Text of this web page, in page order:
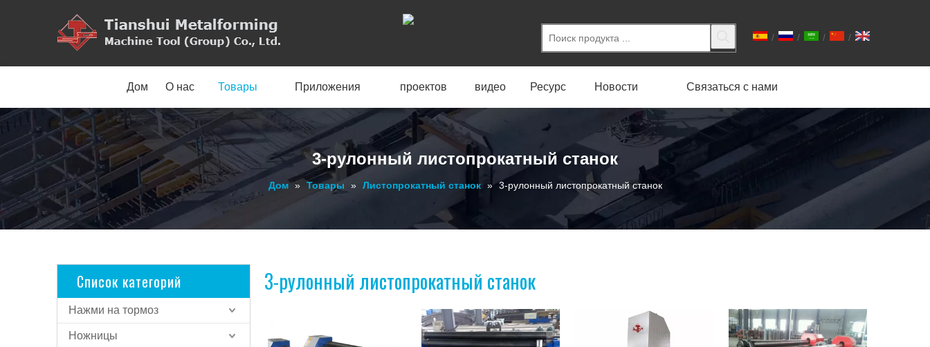
/ / / /
Дом О нас Товары Приложения проектов видео Ресурс Новости Связаться с нами
3-рулонный листопрокатный станок
Дом » Товары » Листопрокатный станок » 3-рулонный листопрокатный станок
Список категорий
Нажми на тормоз
Ножницы
3-рулонный листопрокатный станок